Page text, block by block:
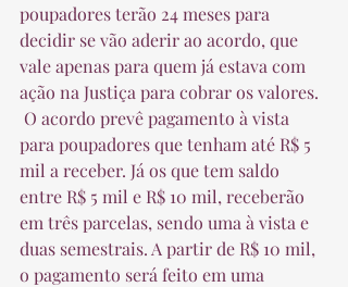
poupadores terão 24 meses para
decidir se vão aderir ao acordo, que
vale apenas para quem já estava com
ação na Justiça para cobrar os valores.
para poupadores que tenham até R$ 5
mil a receber. Já os que tem saldo
entre R$ 5 mil e R$ 10 mil, receberão
em três parcelas, sendo uma à vista e
duas semestrais. A partir de R$ 10 mil,
o pagamento será feito em uma